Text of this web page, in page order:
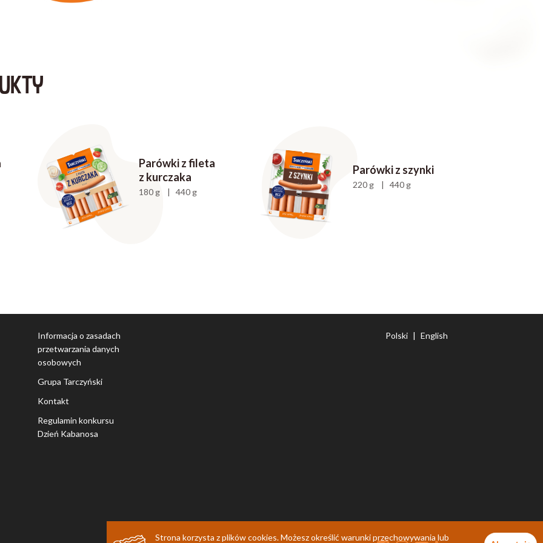
Parówki z fileta
z kurczaka
180 g | 440 g
Parówki z szynki
220 g | 440 g
Informacja o zasadach
przetwarzania danych
osobowych
Grupa Tarczyński
Kontakt
Regulamin konkursu
Dzień Kabanosa
Polski | English
Strona korzysta z plików cookies. Możesz określić warunki przechowywania lub